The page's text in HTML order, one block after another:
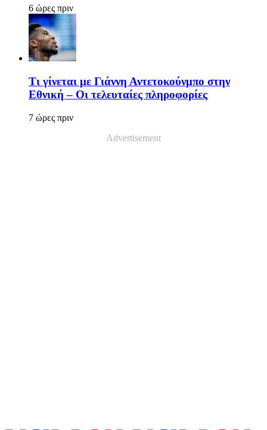
6 ώρες πριν
Τι γίνεται με Γιάννη Αντετοκούνμπο στην
Εθνική – Οι τελευταίες πληροφορίες
7 ώρες πριν
Advertisement